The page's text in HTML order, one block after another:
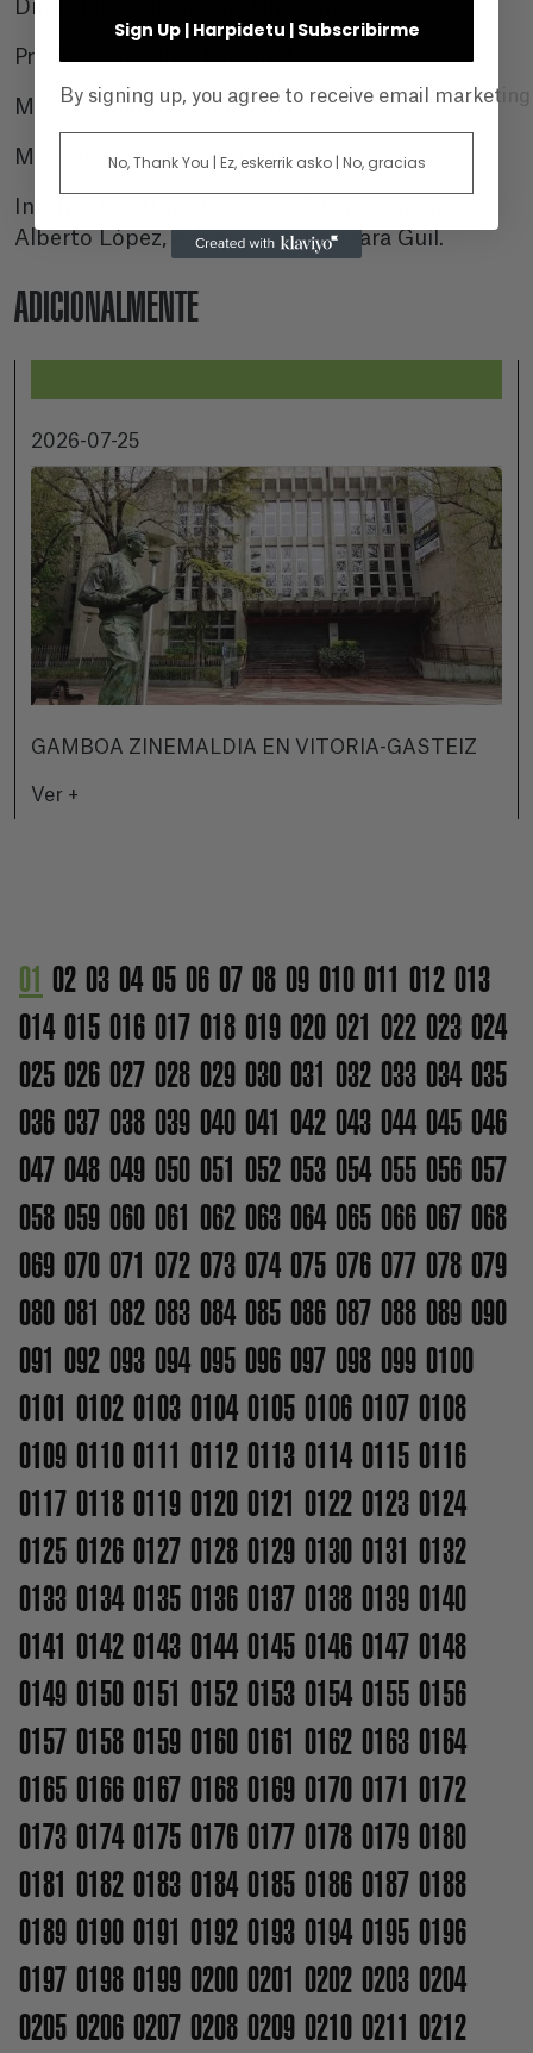
Dirección y guion: Ana Graciani.
Producción: Olmo Figueredo.
Música: Paloma Peñarrubia.
Montaje: Ana Álvarez Ossorio.
Intérpretes: Unax Ugalde, Adriana Camarena,
Alberto López, Adriana Espina, Mara Guil.
ADICIONALMENTE
2026-07-25
GAMBOA ZINEMALDIA EN VITORIA-GASTEIZ
Ver +
01 02 03 04 05 06 07 08 09 010 011 012 013
014 015 016 017 018 019 020 021 022 023 024
025 026 027 028 029 030 031 032 033 034 035
036 037 038 039 040 041 042 043 044 045 046
047 048 049 050 051 052 053 054 055 056 057
058 059 060 061 062 063 064 065 066 067 068
069 070 071 072 073 074 075 076 077 078 079
080 081 082 083 084 085 086 087 088 089 090
091 092 093 094 095 096 097 098 099 0100
0101 0102 0103 0104 0105 0106 0107 0108
0109 0110 0111 0112 0113 0114 0115 0116
0117 0118 0119 0120 0121 0122 0123 0124
0125 0126 0127 0128 0129 0130 0131 0132
0133 0134 0135 0136 0137 0138 0139 0140
0141 0142 0143 0144 0145 0146 0147 0148
0149 0150 0151 0152 0153 0154 0155 0156
0157 0158 0159 0160 0161 0162 0163 0164
0165 0166 0167 0168 0169 0170 0171 0172
0173 0174 0175 0176 0177 0178 0179 0180
0181 0182 0183 0184 0185 0186 0187 0188
0189 0190 0191 0192 0193 0194 0195 0196
0197 0198 0199 0200 0201 0202 0203 0204
0205 0206 0207 0208 0209 0210 0211 0212
Sign Up | Harpidetu | Subscribirme
By signing up, you agree to receive email
No, Thank You | Ez, eskerrik asko | No, gracias